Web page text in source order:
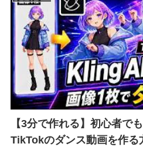
【3分で作れる】初心者で
TikTokのダンス動画を作る